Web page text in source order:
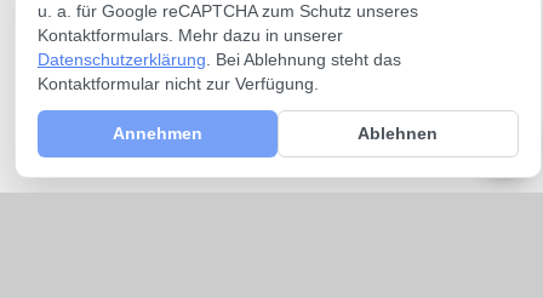
u. a. für Google reCAPTCHA zum Schutz unseres
Kontaktformulars. Mehr dazu in unserer
Datenschutzerklärung . Bei Ablehnung steht das
Kontaktformular nicht zur Verfügung.
Annehmen Ablehnen